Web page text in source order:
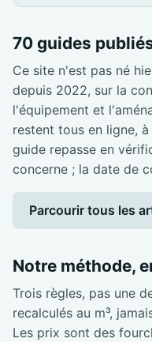
70 guides
Ce site n'est pas né
depuis 2022, sur la
l'équipement et
restent tous en ligne,
guide repasse en
concerne ; la date de
Parcourir tous les
Notre méthode,
Trois règles, pas une
recalculés au m³,
Les prix sont des